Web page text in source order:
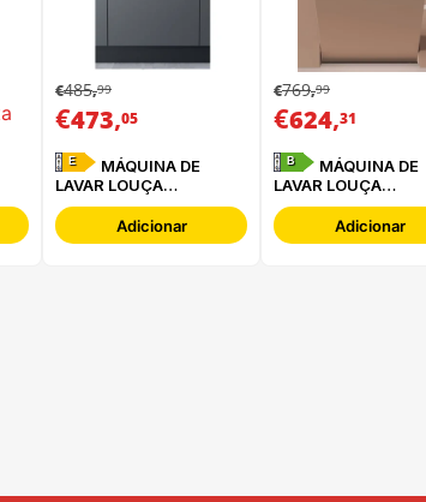
€485,99
€473,05
E
LAVAR LOUÇA
HOTPOINT - HBC
2B+26 BAdicionar
€769,99
€624,31
B
LAVAR LOUÇA
HOTPOINT -
HA6IB16B2M6L0
Adicionar